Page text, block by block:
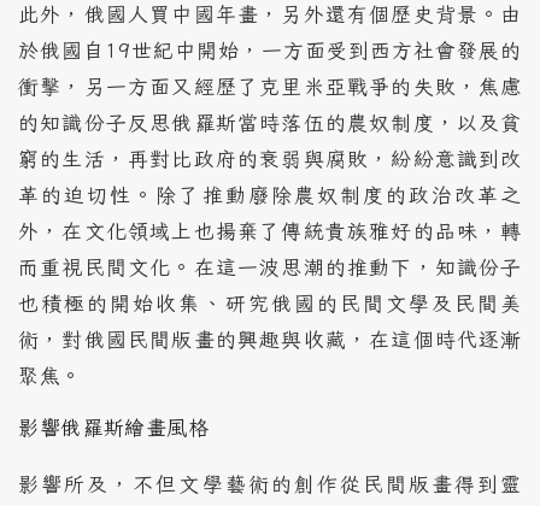
此外，俄國人買中國年畫，另外還有個歷史背景。由
於俄國自19世紀中開始，一方面受到西方社會發展的
衝擊，另一方面又經歷了克里米亞戰爭的失敗，焦慮
的知識份子反思俄羅斯當時落伍的農奴制度，以及貧
窮的生活，再對比政府的衰弱與腐敗，紛紛意識到改
革的迫切性。除了推動廢除農奴制度的政治改革之
外，在文化領域上也揚棄了傳統貴族雅好的品味，轉
而重視民間文化。在這一波思潮的推動下，知識份子
也積極的開始收集、研究俄國的民間文學及民間美
術，對俄國民間版畫的興趣與收藏，在這個時代逐漸
聚焦。
影響俄羅斯繪畫風格
影響所及，不但文學藝術的創作從民間版畫得到靈